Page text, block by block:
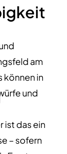
am
können in
und
ist das ein
– sofern